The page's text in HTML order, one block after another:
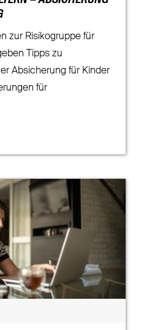
zur Risikogruppe für
Tipps zu
Absicherung für Kinder
für